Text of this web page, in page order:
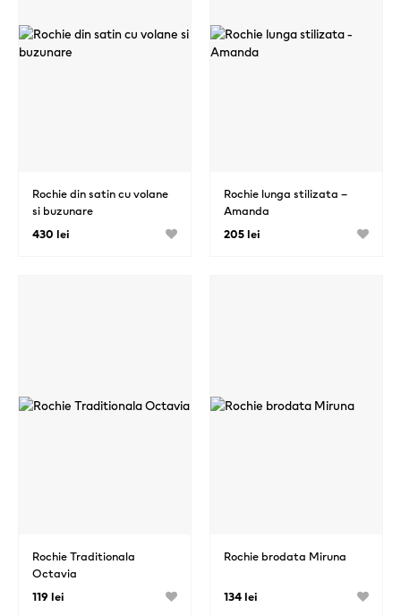
Rochie din satin cu volane
si buzunare
430 lei
Rochie lunga stilizata –
Amanda
205 lei
Rochie Traditionala
Octavia
119 lei
Rochie brodata Miruna
134 lei